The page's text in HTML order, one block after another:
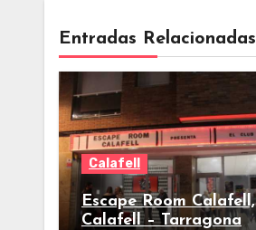
Entradas Relacionadas
Calafell
Escape Room Calafell,
Calafell – Tarragona